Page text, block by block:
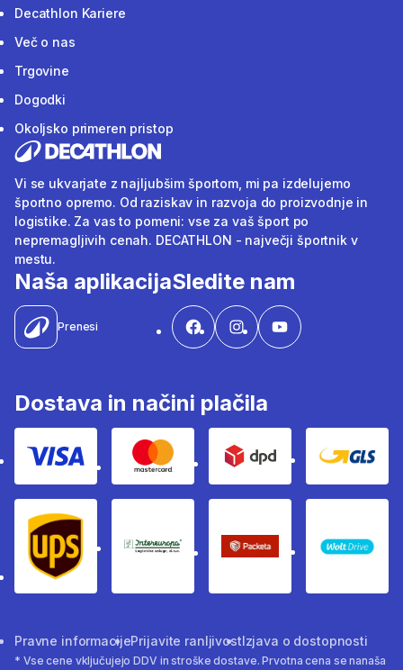
Decathlon Kariere
Več o nas
Trgovine
Dogodki
Okoljsko primeren pristop
Vi se ukvarjate z najljubšim športom, mi pa izdelujemo
športno opremo. Od raziskav in razvoja do proizvodnje in
logistike. Za vas to pomeni: vse za vaš šport po
nepremagljivih cenah. DECATHLON - največji športnik v
mestu.
Naša aplikacija
Prenesi
Sledite nam
Dostava in načini plačila
Visa Mastercard Dpd Gls
Ups Intereuropa Packeta Sledenje
WOLT
Pravne informacijePrijavite ranljivostIzjava o dostopnosti
* Vse cene vključujejo DDV in stroške dostave. Prvotna cena se nanaša